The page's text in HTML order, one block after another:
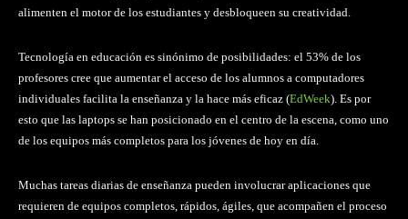
alimenten el motor de los estudiantes y desbloqueen su creatividad.
Tecnología en educación es sinónimo de posibilidades: el 53% de los
profesores cree que aumentar el acceso de los alumnos a computadores
individuales facilita la enseñanza y la hace más eficaz (EdWeek). Es por
esto que las laptops se han posicionado en el centro de la escena, como uno
de los equipos más completos para los jóvenes de hoy en día.
Muchas tareas diarias de enseñanza pueden involucrar aplicaciones que
requieren de equipos completos, rápidos, ágiles, que acompañen el proceso